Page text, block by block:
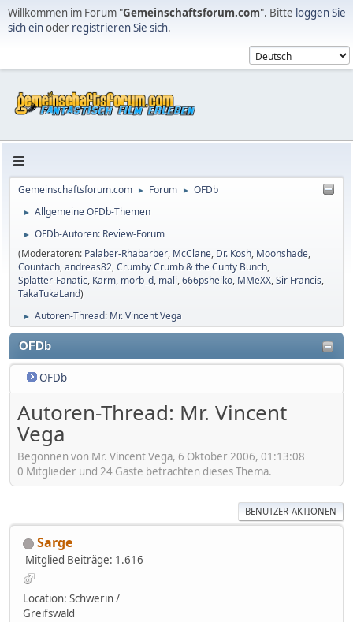
Willkommen im Forum "Gemeinschaftsforum.com". Bitte loggen Sie
sich einoder registrieren Sie sich.
Gemeinschaftsforum.com ► Forum ► OFDb
► Allgemeine OFDb-Themen
►
OFDb-Autoren: Review-Forum
(Moderatoren: Palaber-Rhabarber, McClane, Dr. Kosh, Moonshade,
Countach,andreas82,Crumby Crumb & the Cunty Bunch,
Splatter-Fanatic, Karm, morb_d, mali,666psheiko, MMeXX,Sir Francis,
TakaTukaLand)
► Autoren-Thread: Mr. Vincent Vega
OFDb
OFDb
Autoren-Thread: Mr. Vincent
Vega
Begonnen von Mr. Vincent Vega, 6 Oktober 2006, 01:13:08
0 Mitglieder und 24 Gäste betrachten dieses Thema.
BENUTZER-AKTIONEN
Sarge
Mitglied Beiträge: 1.616
Location: Schwerin /
Greifswald